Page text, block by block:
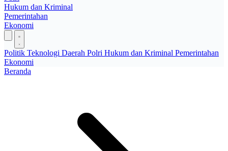
Hukum dan Kriminal
Pemerintahan
Ekonomi
Politik Teknologi Daerah Polri Hukum dan Kriminal Pemerintahan
Ekonomi
Beranda